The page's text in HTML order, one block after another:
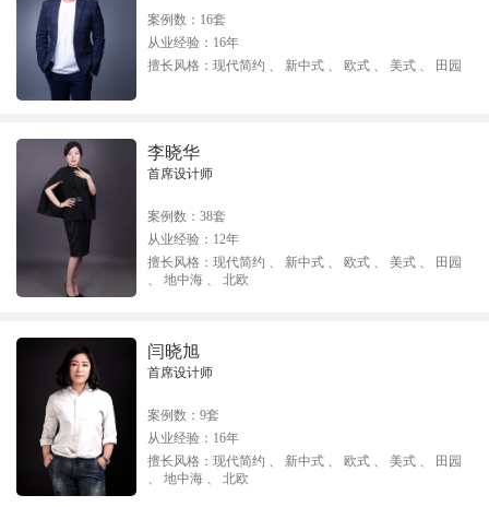
案例数： 16套
从业经验： 16年
擅长风格： 现代简约 、 新中式 、 欧式 、 美式 、 田园
李晓华
首席设计师
案例数： 38套
从业经验： 12年
擅长风格： 现代简约 、 新中式 、 欧式 、 美式 、 田园
、 地中海 、 北欧
闫晓旭
首席设计师
案例数： 9套
从业经验： 16年
擅长风格： 现代简约 、 新中式 、 欧式 、 美式 、 田园
、 地中海 、 北欧